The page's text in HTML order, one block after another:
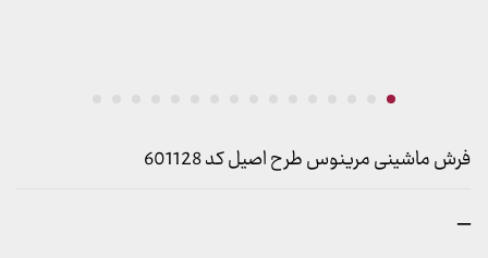
فرش ماشینی مرینوس طرح اصیل کد 601128
–محدوده